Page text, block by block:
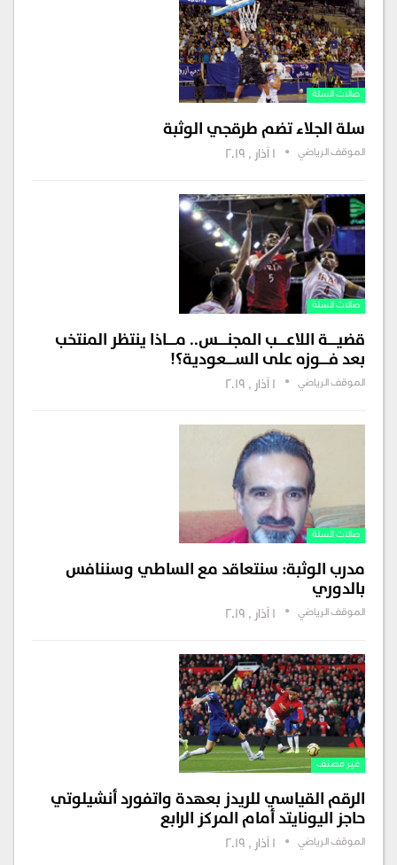
صالات السلة
سلة الجلاء تضم طرقجي الوثبة
الموقف الرياضي
صالات السلة
قضيـــــة اللاعـــــب المجنـــــس.. مـــــاذا ينتظر المنتخب
بعد فـــــوزه على الســـــعودية؟!
الموقف الرياضي
صالات السلة
مدرب الوثبة: سنتعاقد مع الساطي وسننافس
بالدوري
الموقف الرياضي
غير مصنف
الرقم القياسي للريدز بعهدة واتفورد أنشيلوتي
حاجز اليونايتد أمام المركز الرابع
الموقف الرياضي